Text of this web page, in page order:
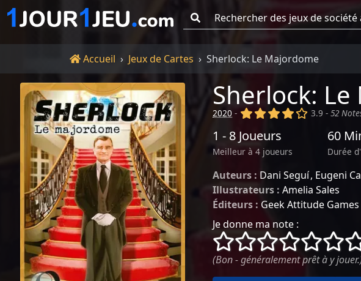
Accueil
Accueil Jeux de Cartes Sherlock: Le Majordome
Sherlock:
2020 - (x) (x) (x) (x) ()
3.9 -52
1 - 8 Joueurs
Meilleur à 4 joueurs
60
Durée
Auteurs : Dani Seguí Eugeni
Illustrateurs : Amelia Sales
Éditeurs : Geek Attitude Games
Je donne ma note :
()
() () () () ()
(Bon - généralement prêt à y